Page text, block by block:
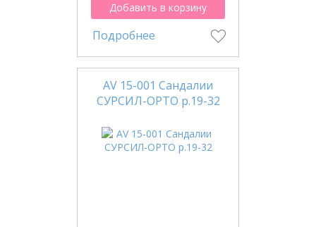
Добавить в корзину
Подробнее
AV 15-001 Сандалии
СУРСИЛ-ОРТО р.19-32